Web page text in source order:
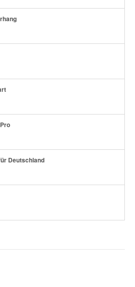
Deutschland